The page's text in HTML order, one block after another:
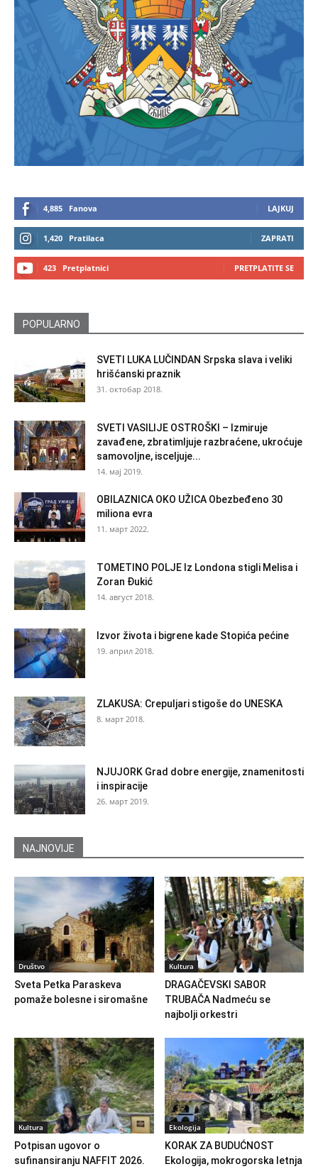
4,885 Fanova LAJKUJ
1,420 Pratilaca ZAPRATI
423 Pretplatnici PRETPLATITE SE
POPULARNO
SVETI LUKA LUČINDAN Srpska slava i veliki
hrišćanski praznik
31. октобар 2018.
SVETI VASILIJE OSTROŠKI – Izmiruje
zavađene, zbratimljuje razbraćene, ukroćuje
samovoljne, isceljuje...
14. мај 2019.
OBILAZNICA OKO UŽICA Obezbeđeno 30
miliona evra
11. март 2022.
TOMETINO POLJE Iz Londona stigli Melisa i
Zoran Đukić
14. август 2018.
Izvor života i bigrene kade Stopića pećine
19. април 2018.
ZLAKUSA: Crepuljari stigoše do UNESKA
8. март 2018.
NJUJORK Grad dobre energije, znamenitosti
i inspiracije
26. март 2019.
NAJNOVIJE
Društvo
Sveta Petka Paraskeva
pomaže bolesne i siromašne
Kultura
DRAGAČEVSKI SABOR
TRUBAČA Nadmeću se
najbolji orkestri
Kultura
Potpisan ugovor o
sufinansiranju NAFFIT 2026.
Ekologija
KORAK ZA BUDUĆNOST
Ekologija, mokrogorska letnja